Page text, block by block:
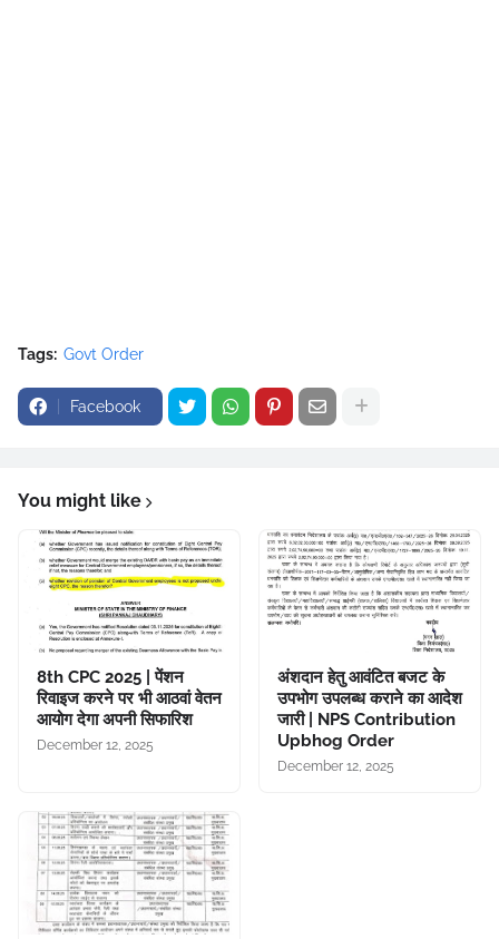
Tags: Govt Order
Facebook
You might like
8th CPC 2025 | पेंशन
रिवाइज करने पर भी आठवां वेतन
आयोग देगा अपनी सिफारिश
December 12, 2025
अंशदान हेतु आवंटित बजट के
उपभोग उपलब्ध कराने का आदेश
जारी | NPS Contribution
Upbhog Order
December 12, 2025